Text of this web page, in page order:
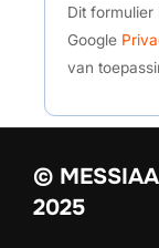
Dit formulier
Google
van
©
2025